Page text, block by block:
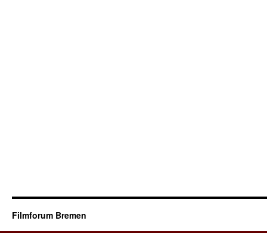
Filmforum Bremen